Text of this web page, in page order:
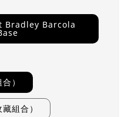
Bradley Barcola
）
組合）